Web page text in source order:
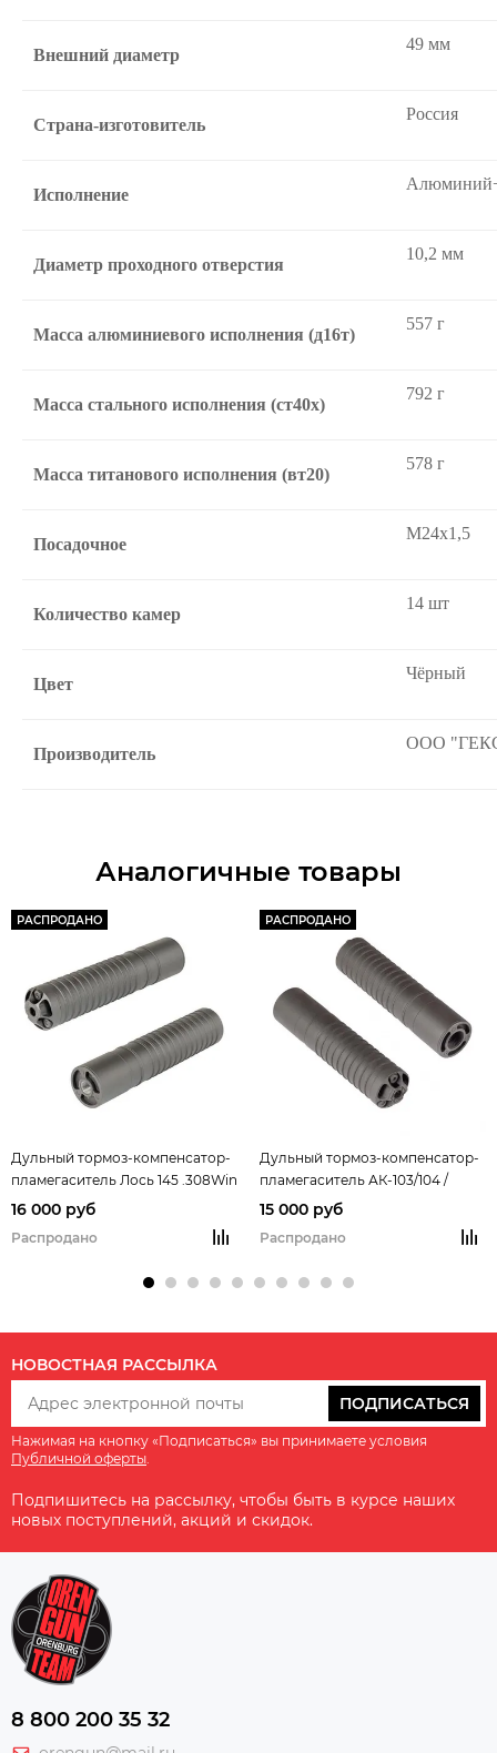
Внешний диаметр
49 мм
Страна-изготовитель
Россия
Исполнение
Диаметр проходного отверстия
10,2 мм
Масса алюминиевого исполнения (д16т)
557 г
Масса стального исполнения (ст40х)
792 г
Масса титанового исполнения (вт20)
578 г
Посадочное
М24х1,5
Количество камер
14 шт
Цвет
Чёрный
Производитель
ООО
Аналогичные товары
РАСПРОДАНО
Дульный тормоз-компенсатор-
пламегаситель Лось 145 .308Win
- Алюминий+сталь Гексагон
16 000 руб
Распродано
РАСПРОДАНО
Дульный тормоз-компенсатор-
пламегаситель АК-103/104 /
Сайга 7.62х39 исп. 030/033 -
15 000 руб
Распродано
НОВОСТНАЯ РАССЫЛКА
ПОДПИСАТЬСЯ
Нажимая на кнопку «Подписаться» вы принимаете условия
Публичной оферты
Подпишитесь на рассылку, чтобы быть в курсе наших
новых поступлений, акций и скидок.
8 800 200 35 32